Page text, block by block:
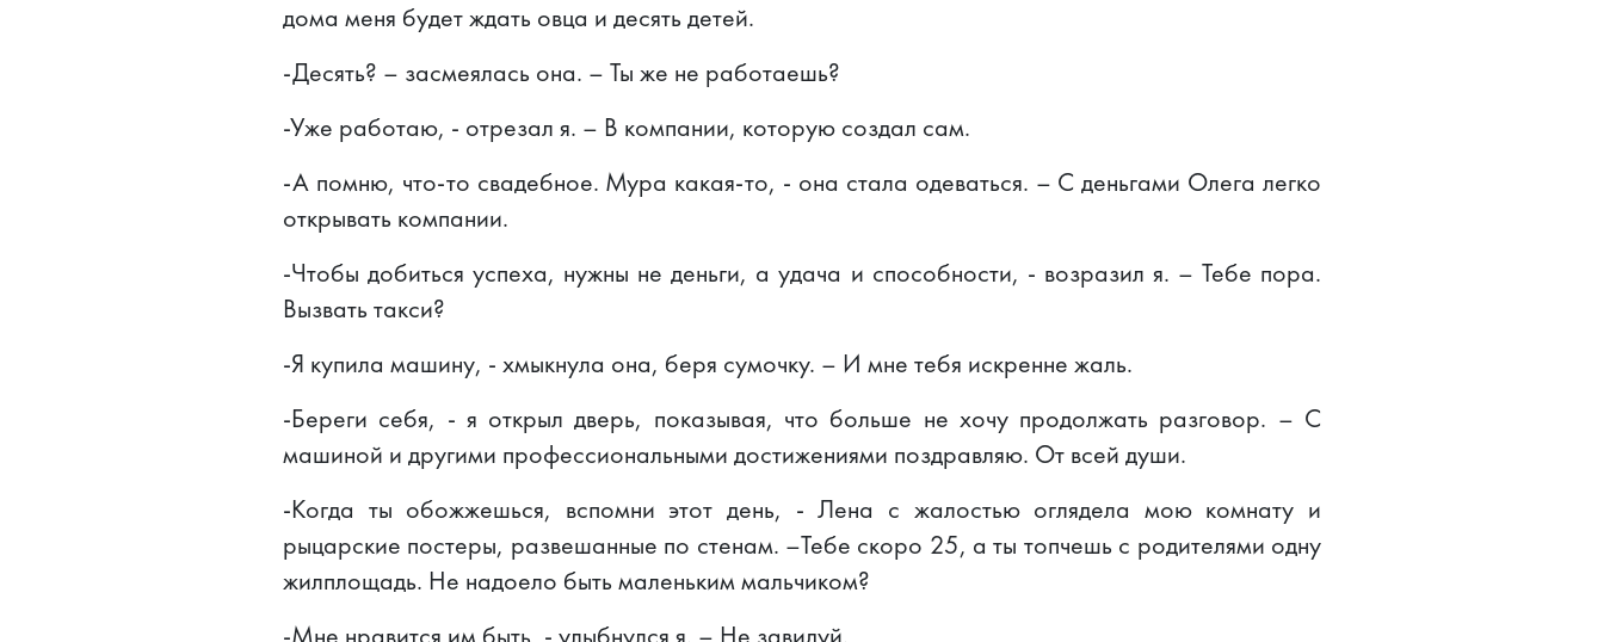
дома меня будет ждать овца и десять детей.
-Десять? – засмеялась она. – Ты же не работаешь?
-Уже работаю, - отрезал я. – В компании, которую создал сам.
-А помню, что-то свадебное. Мура какая-то, - она стала одеваться. – С деньгами Олега легко
открывать компании.
-Чтобы добиться успеха, нужны не деньги, а удача и способности, - возразил я. – Тебе пора.
Вызвать такси?
-Я купила машину, - хмыкнула она, беря сумочку. – И мне тебя искренне жаль.
-Береги себя, - я открыл дверь, показывая, что больше не хочу продолжать разговор. – С
машиной и другими профессиональными достижениями поздравляю. От всей души.
-Когда ты обожжешься, вспомни этот день, - Лена с жалостью оглядела мою комнату и
рыцарские постеры, развешанные по стенам. –Тебе скоро 25, а ты топчешь с родителями одну
жилплощадь. Не надоело быть маленьким мальчиком?